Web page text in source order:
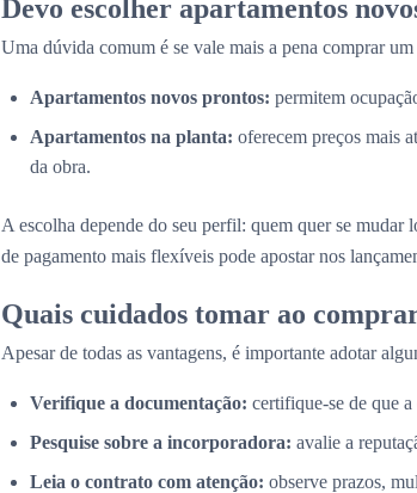
Devo escolher apartamentos
Uma dúvida comum é se vale mais a pena comprar
Apartamentos novos prontos: permitem
Apartamentos na planta: oferecem preços mais
da obra.
A escolha depende do seu perfil: quem quer se
de pagamento mais flexíveis pode apostar nos
Quais cuidados tomar ao
Apesar de todas as vantagens, é importante adotar
Verifique a documentação: certifique-se de que
Pesquise sobre a incorporadora: avalie a
Leia o contrato com atenção: observe prazos,